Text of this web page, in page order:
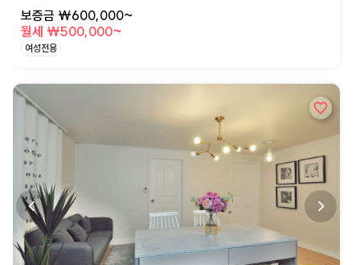
보증금 ₩600,000~
월세 ₩500,000~
여성전용
상세페이지로 이동